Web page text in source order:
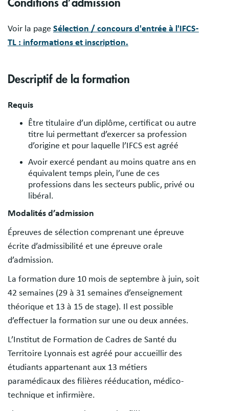
Conditions d’admission
Voir la page Sélection / concours d'entrée à l'IFCS-
TL : informations et inscription.
Descriptif de la formation
Requis
Être titulaire d’un diplôme, certificat ou autre
titre lui permettant d’exercer sa profession
d’origine et pour laquelle l’IFCS est agréé
Avoir exercé pendant au moins quatre ans en
équivalent temps plein, l’une de ces
professions dans les secteurs public, privé ou
libéral.
Modalités d’admission
Épreuves de sélection comprenant une épreuve
écrite d’admissibilité et une épreuve orale
d’admission.
La formation dure 10 mois de septembre à juin, soit
42 semaines (29 à 31 semaines d’enseignement
théorique et 13 à 15 de stage). Il est possible
d’effectuer la formation sur une ou deux années.
L’Institut de Formation de Cadres de Santé du
Territoire Lyonnais est agréé pour accueillir des
étudiants appartenant aux 13 métiers
paramédicaux des filières rééducation, médico-
technique et infirmière.